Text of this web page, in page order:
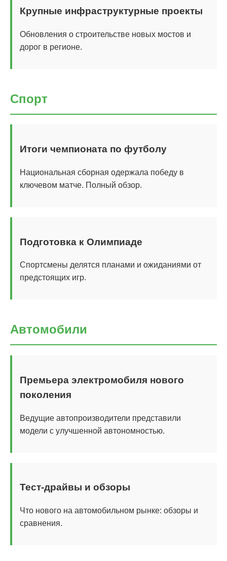
Крупные инфраструктурные проекты
Обновления о строительстве новых мостов и
дорог в регионе.
Спорт
Итоги чемпионата по футболу
Национальная сборная одержала победу в
ключевом матче. Полный обзор.
Подготовка к Олимпиаде
Спортсмены делятся планами и ожиданиями от
предстоящих игр.
Автомобили
Премьера электромобиля нового
поколения
Ведущие автопроизводители представили
модели с улучшенной автономностью.
Тест-драйвы и обзоры
Что нового на автомобильном рынке: обзоры и
сравнения.